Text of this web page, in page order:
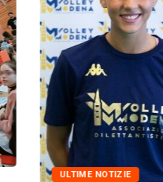
ULTIME NOTIZIE